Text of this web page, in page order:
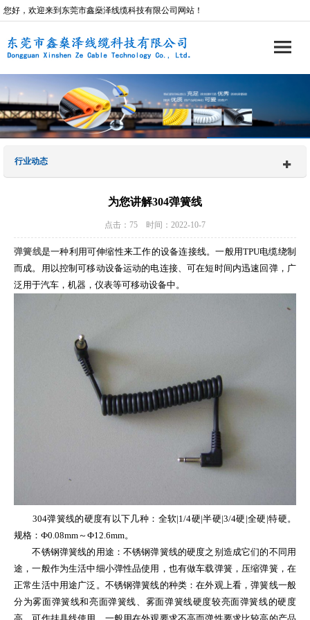
您好，欢迎来到东莞市鑫燊泽线缆科技有限公司网站！
行业动态
为您讲解304弹簧线
点击：75 时间：2022-10-7
弹簧线是一种利用可伸缩性来工作的设备连接线。一般用TPU电缆绕制
而成。用以控制可移动设备运动的电连接、可在短时间内迅速回弹，广
泛用于汽车，机器，仪表等可移动设备中。
304弹簧线的硬度有以下几种：全软|1/4硬|半硬|3/4硬|全硬|特硬。
规格：Ф0.08mm～Ф12.6mm。
不锈钢弹簧线的用途：不锈钢弹簧线的硬度之别造成它们的不同用
途，一般作为生活中细小弹性品使用，也有做车载弹簧，压缩弹簧，在
正常生活中用途广泛。不锈钢弹簧线的种类：在外观上看，弹簧线一般
分为雾面弹簧线和亮面弹簧线、雾面弹簧线硬度较亮面弹簧线的硬度